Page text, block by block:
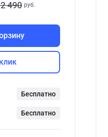
490 руб.
Бесплатно
Бесплатно